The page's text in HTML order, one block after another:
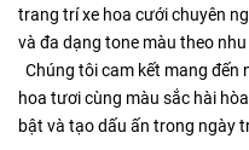
trang trí xe hoa cưới chuyên
và đa dạng tone màu theo
Chúng tôi cam kết mang
hoa tươi cùng màu sắc hài
bật và tạo dấu ấn trong ngày